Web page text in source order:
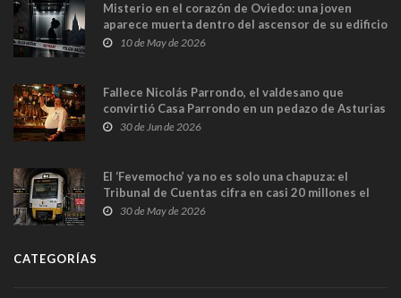
Misterio en el corazón de Oviedo: una joven
aparece muerta dentro del ascensor de su edificio
y las cámaras captan sus últimos minutos
10 de May de 2026
Fallece Nicolás Parrondo, el valdesano que
convirtió Casa Parrondo en un pedazo de Asturias
en Madrid
30 de Jun de 2026
El ‘Fevemocho’ ya no es solo una chapuza: el
Tribunal de Cuentas cifra en casi 20 millones el
sobrecoste de los trenes que no cabían por los
30 de May de 2026
CATEGORÍAS